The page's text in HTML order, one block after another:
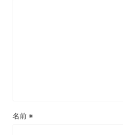
名前 ※